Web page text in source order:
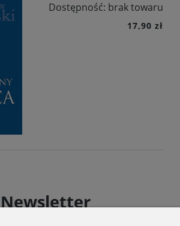
Dostępność: brak towaru
17,90 zł
Newsletter